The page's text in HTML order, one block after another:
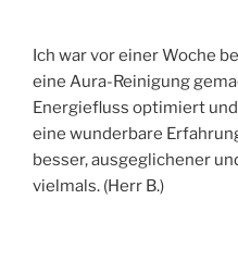
Ich war vor einer Woche
eine Aura-Reinigung
Energiefluss optimiert
eine wunderbare
besser, ausgeglichener
vielmals. (Herr B.)